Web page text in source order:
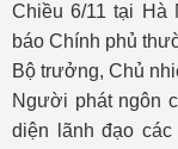
Chiều 6/11 tại Hà
báo Chính phủ
Bộ trưởng, Chủ
Người phát ngôn
diện lãnh đạo